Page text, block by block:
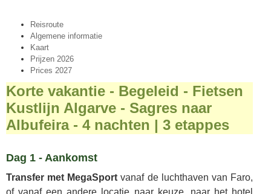
Reisroute
Algemene informatie
Kaart
Prijzen 2026
Prices 2027
Korte vakantie - Begeleid - Fietsen
Kustlijn Algarve - Sagres naar
Albufeira - 4 nachten | 3 etappes
Dag 1 - Aankomst
Transfer met MegaSport vanaf de luchthaven van Faro,
of vanaf een andere locatie naar keuze, naar het hotel